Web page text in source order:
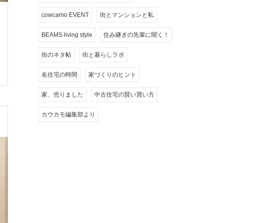
cowcamo EVENT 街とマンションと私
BEAMS living style 住み継ぎの先輩に聞く！
街のネタ帖 街と暮らしラボ
名住宅の時間 家づくりのヒント
家、売りました 中古住宅の賢い買い方
カウカモ編集部より